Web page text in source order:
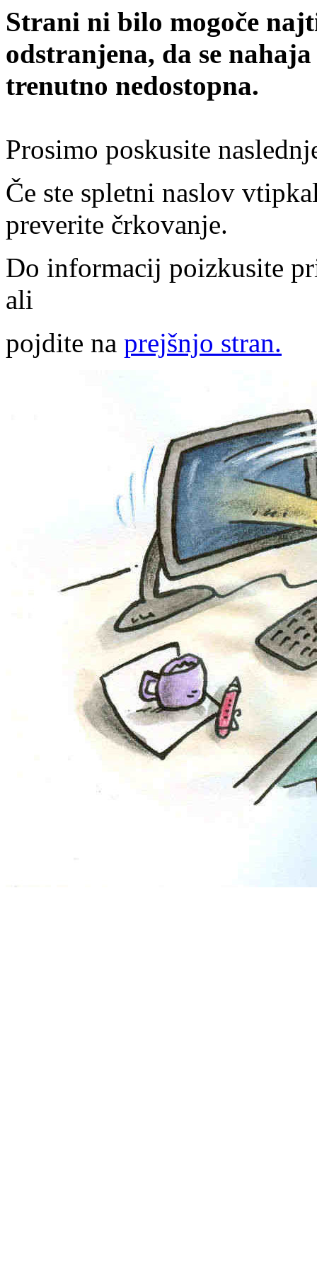
Strani ni bilo mogoče
odstranjena, da se
trenutno nedostopna.
Prosimo poskusite
Če ste spletni naslov
preverite črkovanje.
Do informacij poizkusite
ali
pojdite na prejšnjo stran.